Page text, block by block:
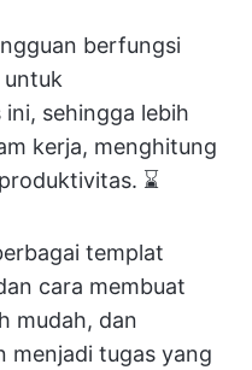
berfungsi
untuk
sehingga lebih
kerja, menghitung
⌛️
templat
cara membuat
mudah, dan
menjadi tugas yang